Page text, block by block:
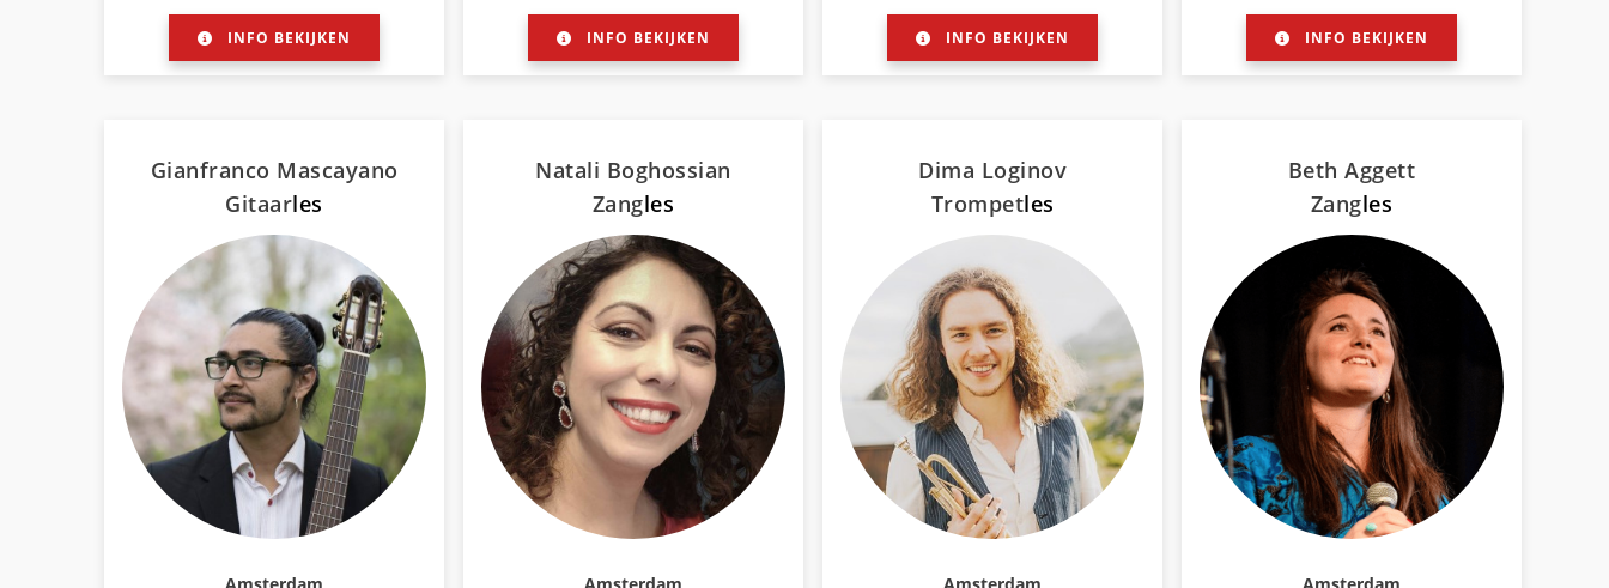
INFO BEKIJKEN INFO BEKIJKEN INFO BEKIJKEN INFO BEKIJKEN
Gianfranco Mascayano
Gitaarles
Natali Boghossian
Zangles
Dima Loginov
Trompetles
Beth Aggett
Zangles